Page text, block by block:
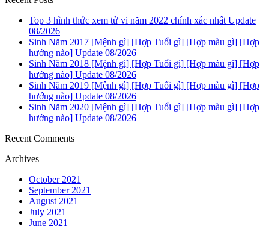
Top 3 hình thức xem tử vi năm 2022 chính xác nhất Update
08/2026
Sinh Năm 2017 [Mệnh gì] [Hợp Tuổi gì] [Hợp màu gì] [Hợp
hướng nào] Update 08/2026
Sinh Năm 2018 [Mệnh gì] [Hợp Tuổi gì] [Hợp màu gì] [Hợp
hướng nào] Update 08/2026
Sinh Năm 2019 [Mệnh gì] [Hợp Tuổi gì] [Hợp màu gì] [Hợp
hướng nào] Update 08/2026
Sinh Năm 2020 [Mệnh gì] [Hợp Tuổi gì] [Hợp màu gì] [Hợp
hướng nào] Update 08/2026
Recent Comments
Archives
October 2021
September 2021
August 2021
July 2021
June 2021